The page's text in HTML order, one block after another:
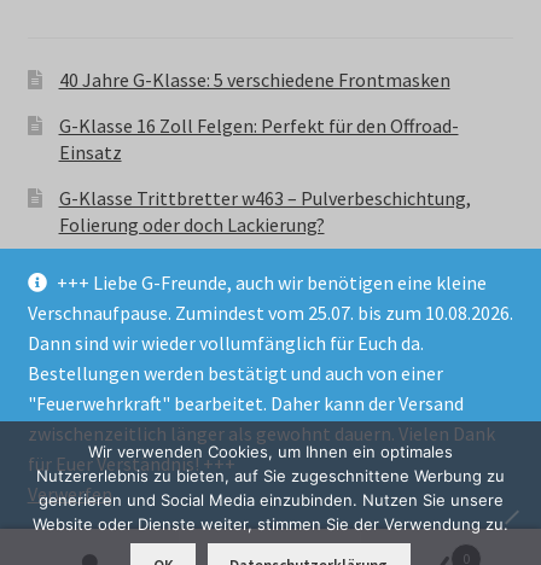
+++ Liebe G-Freunde, auch wir benötigen eine kleine
Verschnaufpause. Zumindest vom 25.07. bis zum 10.08.2026.
Dann sind wir wieder vollumfänglich für Euch da.
Bestellungen werden bestätigt und auch von einer
"Feuerwehrkraft" bearbeitet. Daher kann der Versand
zwischenzeitlich länger als gewohnt dauern. Vielen Dank
für Euer Verständnis! +++
Verwerfen
40 Jahre G-Klasse: 5 verschiedene Frontmasken
G-Klasse 16 Zoll Felgen: Perfekt für den Offroad-
Einsatz
G-Klasse Trittbretter w463 – Pulverbeschichtung,
Folierung oder doch Lackierung?
© GParts24 - G-Klasse w463 Trittbretter, Felgen,
Ersatzteile & Zubebehör.
Datenschutzerklärung
Alle Preise inkl. der gesetzlichen MwSt.
0
Wir verwenden Cookies, um Ihnen ein optimales
Nutzererlebnis zu bieten, auf Sie zugeschnittene Werbung zu
generieren und Social Media einzubinden. Nutzen Sie unsere
Website oder Dienste weiter, stimmen Sie der Verwendung zu.